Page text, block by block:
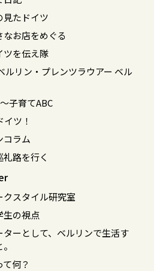
見たドイツ
なお店をめぐる
ツを伝え隊
ルリン・プレンツラウアー ベル
子育てABC
イツ！
コラム
路を行く
クスタイル研究室
生の視点
ターとして、ベルリンで生活す
何？